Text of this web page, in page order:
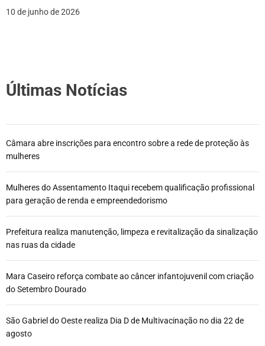
10 de junho de 2026
Últimas Notícias
Câmara abre inscrições para encontro sobre a rede de proteção às
mulheres
Mulheres do Assentamento Itaqui recebem qualificação profissional
para geração de renda e empreendedorismo
Prefeitura realiza manutenção, limpeza e revitalização da sinalização
nas ruas da cidade
Mara Caseiro reforça combate ao câncer infantojuvenil com criação
do Setembro Dourado
São Gabriel do Oeste realiza Dia D de Multivacinação no dia 22 de
agosto